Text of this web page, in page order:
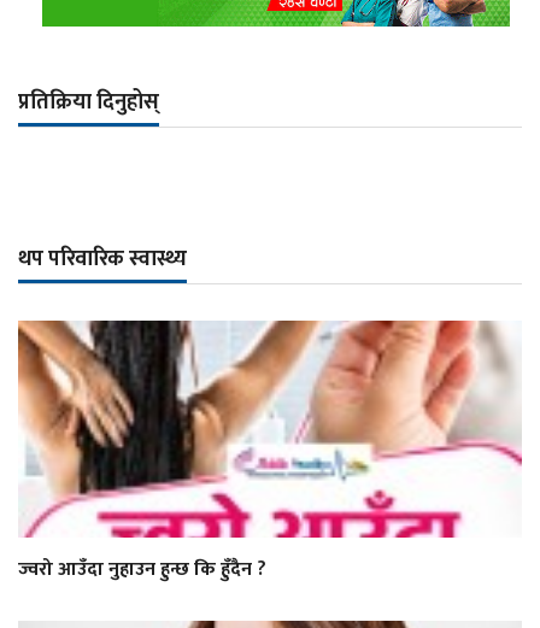
प्रतिक्रिया दिनुहोस्
थप परिवारिक स्वास्थ्य
ज्वरो आउँदा नुहाउन हुन्छ कि हुँदैन ?